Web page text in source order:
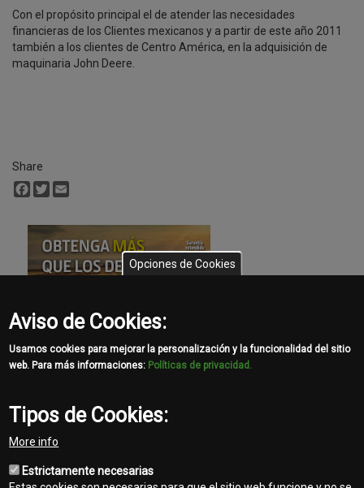
Con el propósito principal el de atender las necesidades
financieras de los Clientes mexicanos y a partir de este año 2011
también a los clientes de Centro América, en la adquisición de
maquinaria John Deere.
Share
Facebook
Twitter
Opciones de Cookies
Aviso de Cookies:
Usamos cookies para mejorar la personalización y la funcionalidad del sitio
web. Para más informaciones: Políticas de privacidad.
Tipos de Cookies:
More info
Estrictamente necesarias